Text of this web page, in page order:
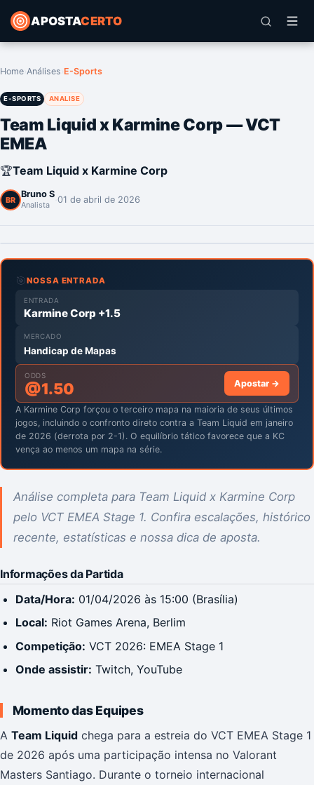
APOSTACERTO
Home Análises E-Sports
E-SPORTS ANALISE
Team Liquid x Karmine Corp — VCT
EMEA
🏆Team Liquid x Karmine Corp
BR
Bruno S
Analista 01 de abril de 2026
🎯NOSSA ENTRADA
ENTRADA
Karmine Corp +1.5
MERCADO
Handicap de Mapas
ODDS
@1.50 Apostar →
A Karmine Corp forçou o terceiro mapa na maioria de seus últimos
jogos, incluindo o confronto direto contra a Team Liquid em janeiro
de 2026 (derrota por 2-1). O equilíbrio tático favorece que a KC
vença ao menos um mapa na série.
Análise completa para Team Liquid x Karmine Corp
pelo VCT EMEA Stage 1. Confira escalações, histórico
recente, estatísticas e nossa dica de aposta.
Informações da Partida
Data/Hora: 01/04/2026 às 15:00 (Brasília)
Local: Riot Games Arena, Berlim
Competição: VCT 2026: EMEA Stage 1
Onde assistir: Twitch, YouTube
Momento das Equipes
A Team Liquid chega para a estreia do VCT EMEA Stage 1
de 2026 após uma participação intensa no Valorant
Masters Santiago. Durante o torneio internacional